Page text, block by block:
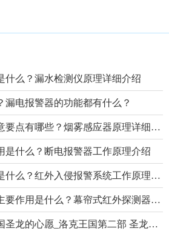
什么？漏水检测仪原理详细介绍
漏电报警器的功能都有什么？
点有哪些？烟雾感应器原理详细介绍
是什么？断电报警器工作原理介绍
么？红外入侵报警系统工作原理介绍
是什么？幕帘式红外探测器原理详细介绍
心愿_洛克王国第二部 圣龙的心愿_天天热文